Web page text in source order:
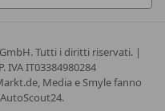
Tutti i diritti riservati. |
IVA IT03384980284
Media e Smyle fanno